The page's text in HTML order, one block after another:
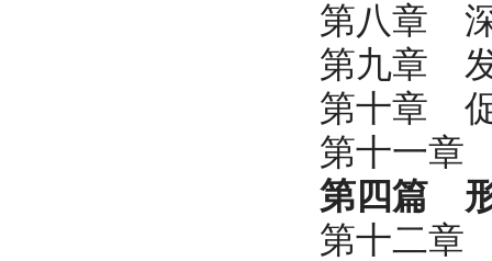
第八章
第九章
第十章
第十一章
第四篇
第十二章